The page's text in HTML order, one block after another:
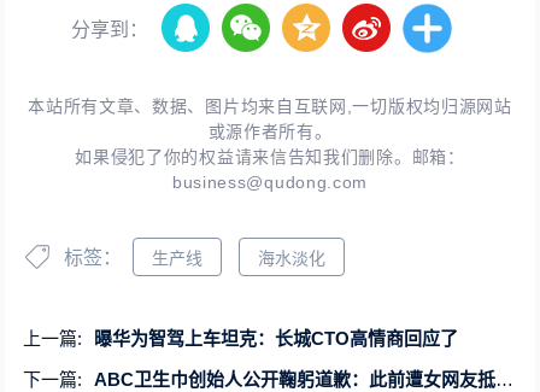
分享到：
本站所有文章、数据、图片均来自互联网,一切版权均归源网站
或源作者所有。
如果侵犯了你的权益请来信告知我们删除。邮箱：
business@qudong.com
标签： 生产线 海水淡化
上一篇:
曝华为智驾上车坦克：长城CTO高情商回应了
下一篇:
ABC卫生巾创始人公开鞠躬道歉：此前遭女网友抵制 称其“不尊重女性”